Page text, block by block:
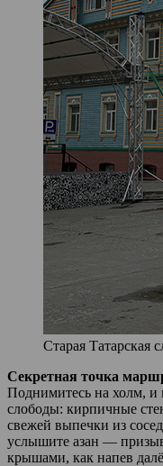
Старая Татарская
Секретная точка
Поднимитесь на холм, и
слободы: кирпичные
свежей выпечки из
услышите азан —
крышами, как напев